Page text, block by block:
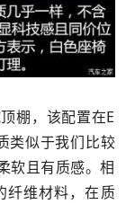
棚，该配置在E
类似于我们比较
软且有质感。相
纤维材料，在质